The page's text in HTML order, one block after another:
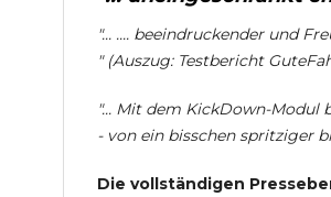
"... .... beeindruckender und
" (Auszug: Testbericht
"... Mit dem KickDown-Modul
- von ein bisschen spritziger
Die vollständigen